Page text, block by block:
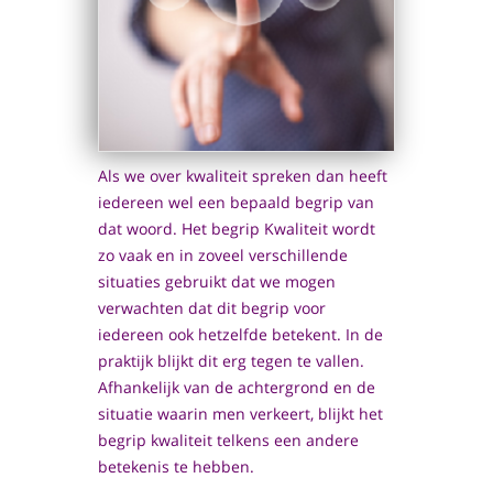
Als we over kwaliteit spreken dan heeft
iedereen wel een bepaald begrip van
dat woord. Het begrip Kwaliteit wordt
zo vaak en in zoveel verschillende
situaties gebruikt dat we mogen
verwachten dat dit begrip voor
iedereen ook hetzelfde betekent. In de
praktijk blijkt dit erg tegen te vallen.
Afhankelijk van de achtergrond en de
situatie waarin men verkeert, blijkt het
begrip kwaliteit telkens een andere
betekenis te hebben.